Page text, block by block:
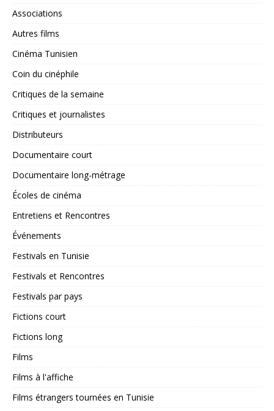
Associations
Autres films
Cinéma Tunisien
Coin du cinéphile
Critiques de la semaine
Critiques et journalistes
Distributeurs
Documentaire court
Documentaire long-métrage
Écoles de cinéma
Entretiens et Rencontres
Événements
Festivals en Tunisie
Festivals et Rencontres
Festivals par pays
Fictions court
Fictions long
Films
Films à l'affiche
Films étrangers tournées en Tunisie